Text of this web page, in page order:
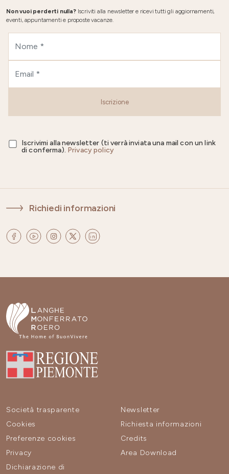
Non vuoi perderti nulla?Iscriviti alla newsletter e ricevi tutti gli aggiornamenti,
eventi, appuntamenti e proposte vacanze.
Iscrizione
Iscrivimi alla newsletter (ti verrà inviata una mail con un link
di conferma). Privacy policy
Richiedi informazioni
Società trasparente
Cookies
Preferenze cookies
Privacy
Dichiarazione di
Newsletter
Richiesta informazioni
Credits
Area Download